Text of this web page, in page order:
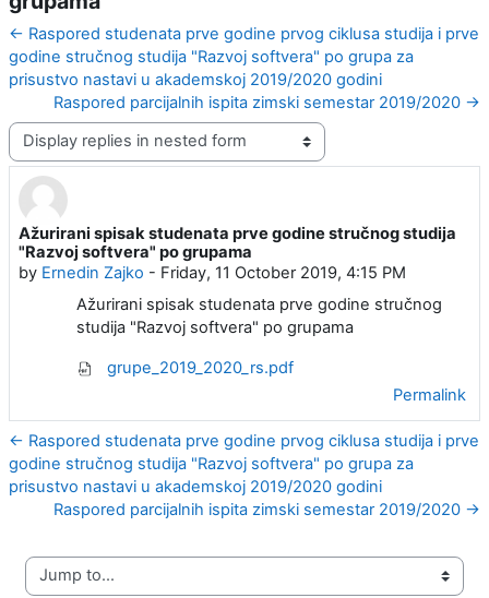
← Raspored studenata prve godine prvog ciklusa studija i prve
godine stručnog studija "Razvoj softvera" po grupa za
prisustvo nastavi u akademskoj 2019/2020 godini
Raspored parcijalnih ispita zimski semestar 2019/2020 →
Display mode
Ažurirani spisak studenata prve godine stručnog studija
"Razvoj softvera" po grupama
by Ernedin Zajko - Friday, 11 October 2019, 4:15 PM
Number of replies: 0
Ažurirani spisak studenata prve godine stručnog
studija "Razvoj softvera" po grupama
grupe_2019_2020_rs.pdf
Permalink
← Raspored studenata prve godine prvog ciklusa studija i prve
godine stručnog studija "Razvoj softvera" po grupa za
prisustvo nastavi u akademskoj 2019/2020 godini
Raspored parcijalnih ispita zimski semestar 2019/2020 →
Jump to...